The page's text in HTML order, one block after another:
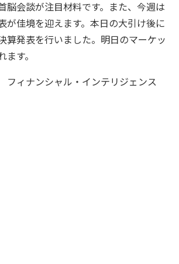
脳会談が注目材料です。また、今週は
が佳境を迎えます。本日の大引け後に
算発表を行いました。明日のマーケッ
す。
フィナンシャル・インテリジェンス